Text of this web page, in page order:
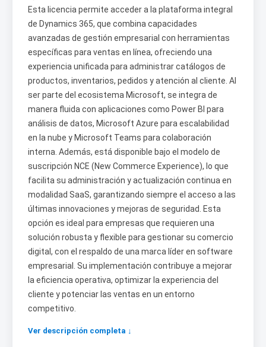
Esta licencia permite acceder a la plataforma integral
de Dynamics 365, que combina capacidades
avanzadas de gestión empresarial con herramientas
específicas para ventas en línea, ofreciendo una
experiencia unificada para administrar catálogos de
productos, inventarios, pedidos y atención al cliente. Al
ser parte del ecosistema Microsoft, se integra de
manera fluida con aplicaciones como Power BI para
análisis de datos, Microsoft Azure para escalabilidad
en la nube y Microsoft Teams para colaboración
interna. Además, está disponible bajo el modelo de
suscripción NCE (New Commerce Experience), lo que
facilita su administración y actualización continua en
modalidad SaaS, garantizando siempre el acceso a las
últimas innovaciones y mejoras de seguridad. Esta
opción es ideal para empresas que requieren una
solución robusta y flexible para gestionar su comercio
digital, con el respaldo de una marca líder en software
empresarial. Su implementación contribuye a mejorar
la eficiencia operativa, optimizar la experiencia del
cliente y potenciar las ventas en un entorno
competitivo.
Ver descripción completa ↓